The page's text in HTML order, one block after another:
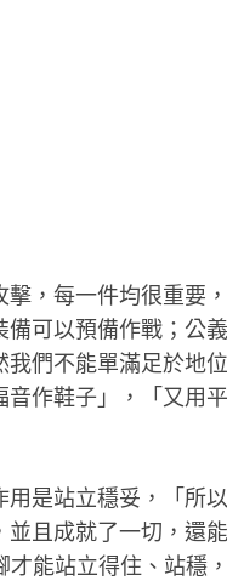
擊，每一件均很重要
備可以預備作戰；公
們不能單滿足於地
音作鞋子」，「又用
是站立穩妥，「所
並且成就了一切，還
才能站立得住、站穩